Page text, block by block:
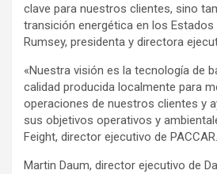
clave para nuestros clientes, sino
transición energética en los Estados
Rumsey, presidenta y directora
«Nuestra visión es la tecnología de
calidad producida localmente para
operaciones de nuestros clientes y
sus objetivos operativos y
Feight, director ejecutivo de PACCAR.
Martin Daum, director ejecutivo de